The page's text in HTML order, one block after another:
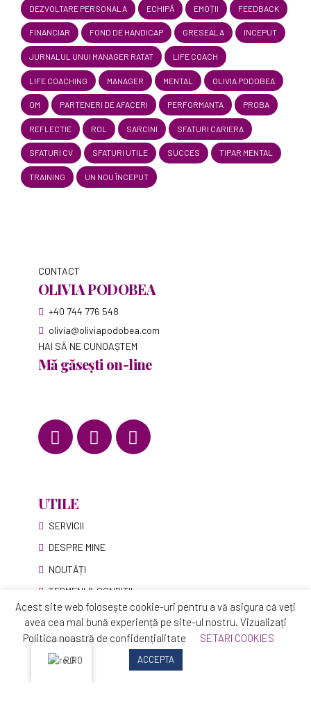
DEZVOLTARE PERSONALA ECHIPĂ EMOȚII FEEDBACK
FINANCIAR FOND DE HANDICAP GRESEALA INCEPUT
JURNALUL UNUI MANAGER RATAT LIFE COACH
LIFE COACHING MANAGER MENTAL OLIVIA PODOBEA
OM PARTENERI DE AFACERI PERFORMANTA PROBA
REFLECTIE ROL SARCINI SFATURI CARIERA
SFATURI CV SFATURI UTILE SUCCES TIPAR MENTAL
TRAINING UN NOU ÎNCEPUT
CONTACT
OLIVIA PODOBEA
+40 744 776 548
olivia@oliviapodobea.com
HAI SĂ NE CUNOAȘTEM
Mă găsești on-line
UTILE
SERVICII
DESPRE MINE
NOUTĂȚI
TERMENI & CONDIȚII
Află mereu informații și sfaturi utile
Abonează-te la NEWSLETTER!
Acest site web folosește cookie-uri pentru a vă asigura că veți
avea cea mai bună experiență pe site-ul nostru. Vizualizați
Politica noastră de confidențialitate
SETARI COOKIES
ACCEPTA
RO